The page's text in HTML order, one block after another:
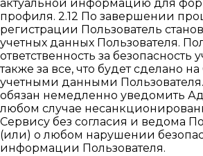
актуальной информацию для
профиля. 2.12 По завершении
регистрации Пользователь
учетных данных Пользователя.
ответственность за безопасность
также за все, что будет сделано
учетными данными
обязан немедленно уведомить
любом случае
Сервису без согласия и ведома
(или) о любом нарушении
информации Пользователя.